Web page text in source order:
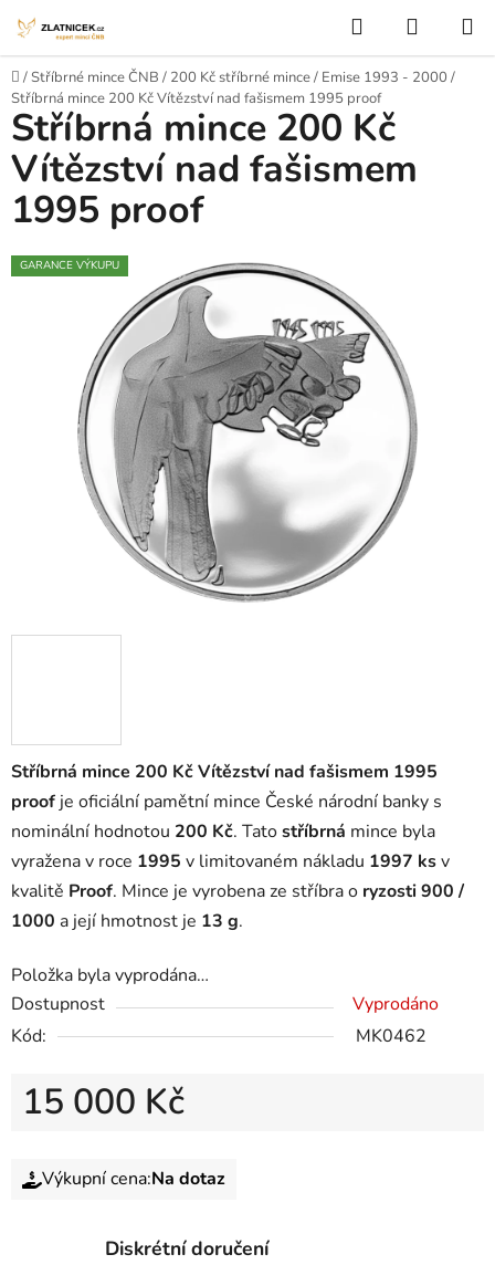
Hledat
Domů
/Stříbrné mince ČNB / 200 Kč stříbrné mince/ Emise 1993 - 2000 /
Stříbrná mince 200 Kč Vítězství nad fašismem 1995 proof
Stříbrná mince 200 Kč Vítězství nad fašismem 1995
proof je oficiální pamětní mince České národní banky s
nominální hodnotou 200 Kč. Tatostříbrná mince byla
vyražena v roce 1995 v limitovaném nákladu 1997 ksv
kvalitě Proof. Mince je vyrobena ze stříbra o ryzosti 900 /
1000 a její hmotnost je 13 g.
Položka byla vyprodána…
Dostupnost
Vyprodáno
Kód:
MK0462
15 000 Kč
Výkupní cena:Na dotaz
Stříbrná mince 200 Kč
Vítězství nad fašismem
1995 proof
GARANCE VÝKUPU
Diskrétní doručení